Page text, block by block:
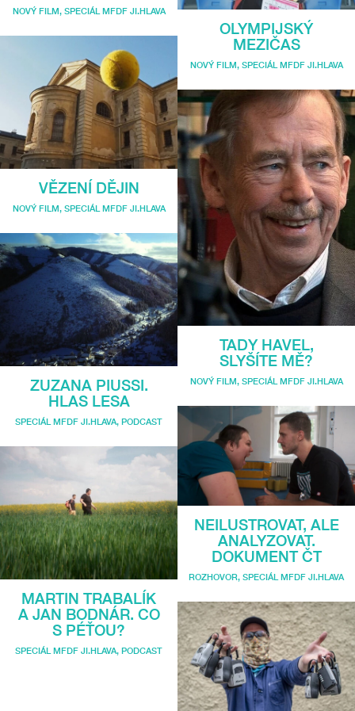
NOVÝ FILM, SPECIÁL MFDF JI.HLAVA
VĚZENÍ DĚJIN
NOVÝ FILM, SPECIÁL MFDF JI.HLAVA
ZUZANA PIUSSI.
HLAS LESA
SPECIÁL MFDF JI.HLAVA, PODCAST
MARTIN TRABALÍK
A JAN BODNÁR. CO
S PÉŤOU?
SPECIÁL MFDF JI.HLAVA, PODCAST
OLYMPIJSKÝ
MEZIČAS
NOVÝ FILM, SPECIÁL MFDF JI.HLAVA
TADY HAVEL,
SLYŠÍTE MĚ?
NOVÝ FILM, SPECIÁL MFDF JI.HLAVA
NEILUSTROVAT, ALE
ANALYZOVAT.
DOKUMENT ČT
ROZHOVOR, SPECIÁL MFDF JI.HLAVA